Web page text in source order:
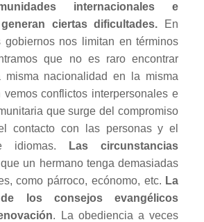
internacionales e
ciertas dificultades. En
gobiernos nos limitan en términos
que no es raro encontrar
misma nacionalidad en la misma
vemos conflictos interpersonales e
que surge del compromiso
contacto con las personas y el
idiomas.
Las circunstancias
un hermano tenga demasiadas
como párroco, ecónomo, etc. La
los consejos evangélicos
. La obediencia a veces